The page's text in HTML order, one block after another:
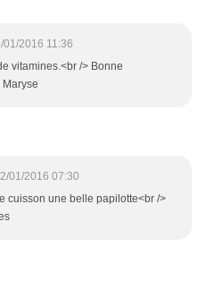
01/2016 11:36
vitamines.<br /> Bonne
01/2016 07:30
cuisson une belle papilotte<br />